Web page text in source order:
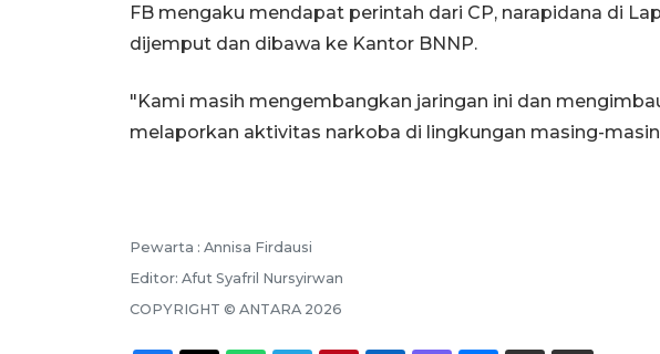
FB mengaku mendapat perintah dari CP, narapidana di
dijemput dan dibawa ke Kantor BNNP.
"Kami masih mengembangkan jaringan ini dan
melaporkan aktivitas narkoba di lingkungan masing-
Pewarta : Annisa Firdausi
Editor: Afut Syafril Nursyirwan
COPYRIGHT © ANTARA 2026